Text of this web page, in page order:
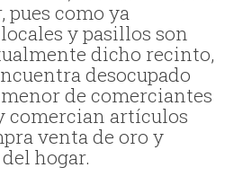
pues como ya
y pasillos son
dicho recinto,
desocupado
de comerciantes
comercian artículos
venta de oro y
hogar.